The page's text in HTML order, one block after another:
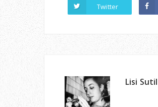
Twitter
Lisi Sutil